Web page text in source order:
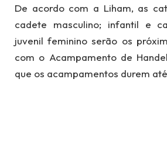
De acordo com a Liham, as
cadete masculino; infantil e
juvenil feminino serão os
com o Acampamento de
que os acampamentos durem